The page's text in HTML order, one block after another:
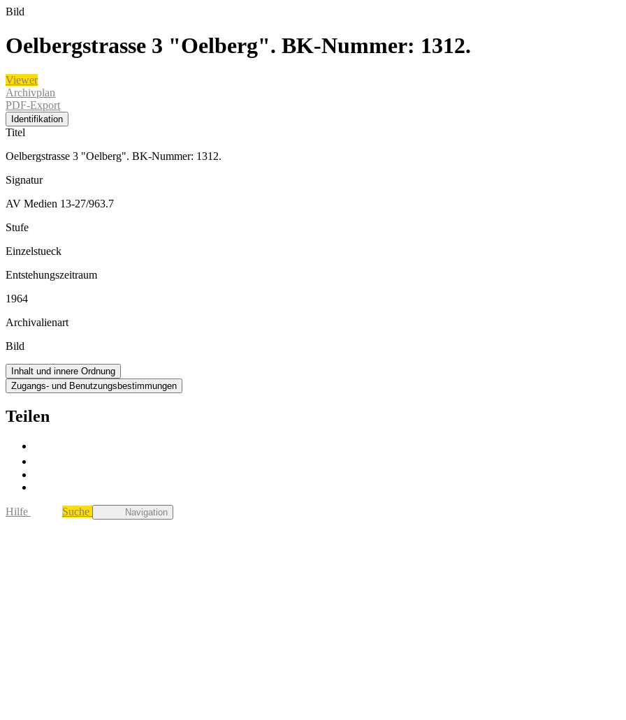
Bild
Oelbergstrasse 3 "Oelberg". BK-Nummer: 1312.
Viewer
Archivplan
PDF-Export
Identifikation
Titel
Oelbergstrasse 3 "Oelberg". BK-Nummer: 1312.
Signatur
AV Medien 13-27/963.7
Stufe
Einzelstueck
Entstehungszeitraum
1964
Archivalienart
Bild
Inhalt und innere Ordnung
Zugangs- und Benutzungsbestimmungen
Teilen
Hilfe Suche Navigation